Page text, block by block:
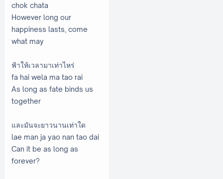
chok chata
However long our
happiness lasts, come
what may
ฟ้าให้เวลามาเท่าไหร่
fa hai wela ma tao rai
As long as fate binds us
together
และมันจะยาวนานเท่าใด
lae man ja yao nan tao dai
Can it be as long as
forever?